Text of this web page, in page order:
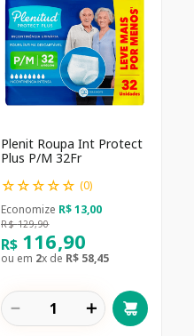
Plenit Roupa Int Protect
Plus P/M 32Fr
☆☆☆☆☆ (0)
Economize R$13,00
R$ 129,90
R$ 116,90
ou em 2x de R$ 58,45
＋
－